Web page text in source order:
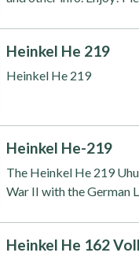
Heinkel He 219
Heinkel He 219
Heinkel He-219
The Heinkel He 219
War II with the German
Heinkel He 162